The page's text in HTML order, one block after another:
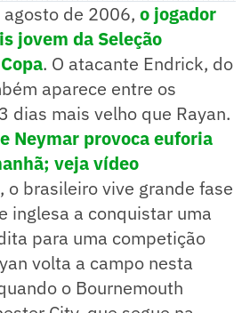
de 2006, o jogador
jovem da Seleção
. O atacante Endrick, do
aparece entre os
dias mais velho que Rayan.
Neymar provoca euforia
veja vídeo
o brasileiro vive grande fase
inglesa a conquistar uma
para uma competição
volta a campo nesta
o Bournemouth